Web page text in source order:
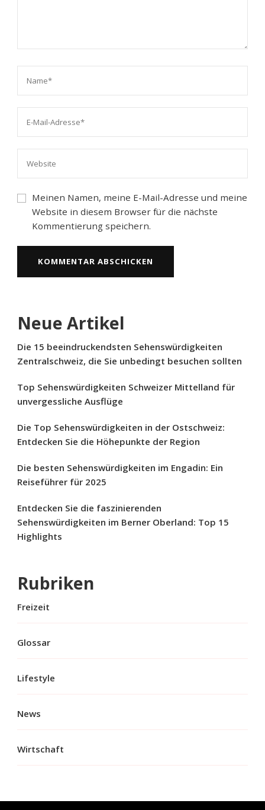
Meinen Namen, meine E-Mail-Adresse und meine
Website in diesem Browser für die nächste
Kommentierung speichern.
Neue Artikel
Die 15 beeindruckendsten Sehenswürdigkeiten
Zentralschweiz, die Sie unbedingt besuchen sollten
Top Sehenswürdigkeiten Schweizer Mittelland für
unvergessliche Ausflüge
Die Top Sehenswürdigkeiten in der Ostschweiz:
Entdecken Sie die Höhepunkte der Region
Die besten Sehenswürdigkeiten im Engadin: Ein
Reiseführer für 2025
Entdecken Sie die faszinierenden
Sehenswürdigkeiten im Berner Oberland: Top 15
Highlights
Rubriken
Freizeit
Glossar
Lifestyle
News
Wirtschaft